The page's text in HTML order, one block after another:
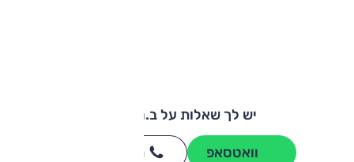
יש לך שאלות על ב.מ.וו X1?
וואטסאפ חייגו